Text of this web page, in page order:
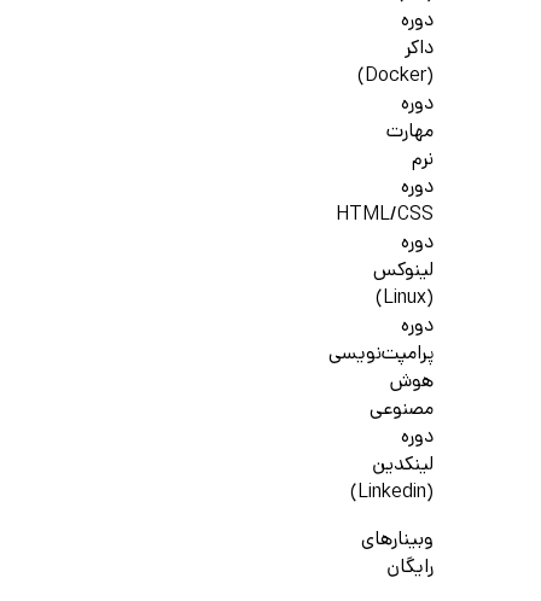
دوره
داکر
(Docker)
دوره
مهارت
نرم
دوره
HTML/CSS
دوره
لینوکس
(Linux)
دوره
پرامپت‌نویسی
هوش
مصنوعی
دوره
لینکدین
(Linkedin)
وبینارهای
رایگان